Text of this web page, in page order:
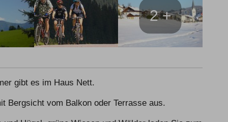
2 +
gibt es im Haus Nett.
Bergsicht vom Balkon oder Terrasse aus.